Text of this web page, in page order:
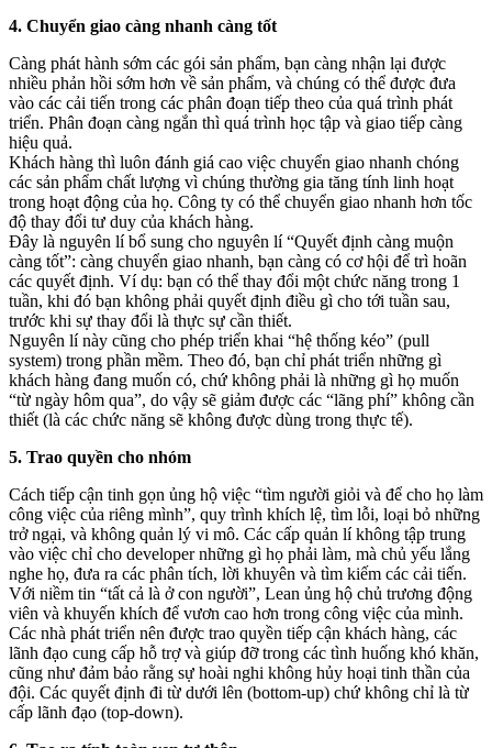
4. Chuyển giao càng nhanh càng tốt
Càng phát hành sớm các gói sản phẩm, bạn càng nhận lại được
nhiều phản hồi sớm hơn về sản phẩm, và chúng có thể được đưa
vào các cải tiến trong các phân đoạn tiếp theo của quá trình phát
triển. Phân đoạn càng ngắn thì quá trình học tập và giao tiếp càng
hiệu quả.
Khách hàng thì luôn đánh giá cao việc chuyển giao nhanh chóng
các sản phẩm chất lượng vì chúng thường gia tăng tính linh hoạt
trong hoạt động của họ. Công ty có thể chuyển giao nhanh hơn tốc
độ thay đổi tư duy của khách hàng.
Đây là nguyên lí bổ sung cho nguyên lí “Quyết định càng muộn
càng tốt”: càng chuyển giao nhanh, bạn càng có cơ hội để trì hoãn
các quyết định. Ví dụ: bạn có thể thay đổi một chức năng trong 1
tuần, khi đó bạn không phải quyết định điều gì cho tới tuần sau,
trước khi sự thay đổi là thực sự cần thiết.
Nguyên lí này cũng cho phép triển khai “hệ thống kéo” (pull
system) trong phần mềm. Theo đó, bạn chỉ phát triển những gì
khách hàng đang muốn có, chứ không phải là những gì họ muốn
“từ ngày hôm qua”, do vậy sẽ giảm được các “lãng phí” không cần
thiết (là các chức năng sẽ không được dùng trong thực tế).
5. Trao quyền cho nhóm
Cách tiếp cận tinh gọn ủng hộ việc “tìm người giỏi và để cho họ làm
công việc của riêng mình”, quy trình khích lệ, tìm lỗi, loại bỏ những
trở ngại, và không quản lý vi mô. Các cấp quản lí không tập trung
vào việc chỉ cho developer những gì họ phải làm, mà chủ yếu lắng
nghe họ, đưa ra các phân tích, lời khuyên và tìm kiếm các cải tiến.
Với niềm tin “tất cả là ở con người”, Lean ủng hộ chủ trương động
viên và khuyến khích để vươn cao hơn trong công việc của mình.
Các nhà phát triển nên được trao quyền tiếp cận khách hàng, các
lãnh đạo cung cấp hỗ trợ và giúp đỡ trong các tình huống khó khăn,
cũng như đảm bảo rằng sự hoài nghi không hủy hoại tinh thần của
đội. Các quyết định đi từ dưới lên (bottom-up) chứ không chỉ là từ
cấp lãnh đạo (top-down).